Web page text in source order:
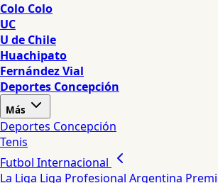
Colo Colo
UC
U de Chile
Huachipato
Fernández Vial
Deportes Concepción
Más
Deportes Concepción
Tenis
Futbol Internacional
La Liga Liga Profesional Argentina